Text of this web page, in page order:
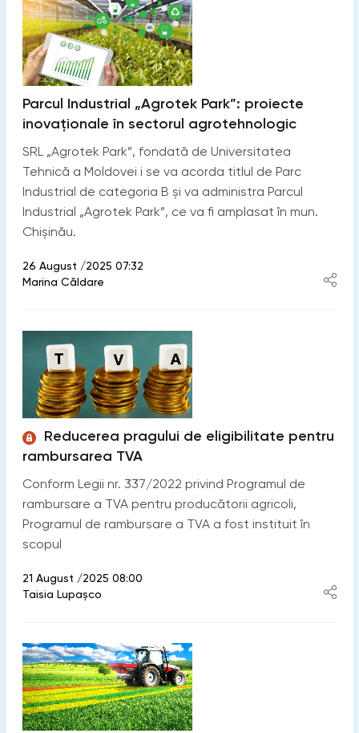
Parcul Industrial „Agrotek Park”: proiecte
inovaționale în sectorul agrotehnologic
SRL „Agrotek Park”, fondată de Universitatea
Tehnică a Moldovei i se va acorda titlul de Parc
Industrial de categoria B și va administra Parcul
Industrial „Agrotek Park”, ce va fi amplasat în mun.
Chișinău.
26 August /2025 07:32
Marina Căldare
Reducerea pragului de eligibilitate pentru
rambursarea TVA
Conform Legii nr. 337/2022 privind Programul de
rambursare a TVA pentru producătorii agricoli,
Programul de rambursare a TVA a fost instituit în
scopul
21 August /2025 08:00
Taisia Lupaşco